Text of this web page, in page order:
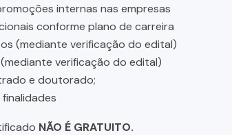
internas nas empresas
conforme plano de carreira
(mediante verificação do edital)
verificação do edital)
e doutorado;
NÃO É GRATUITO.